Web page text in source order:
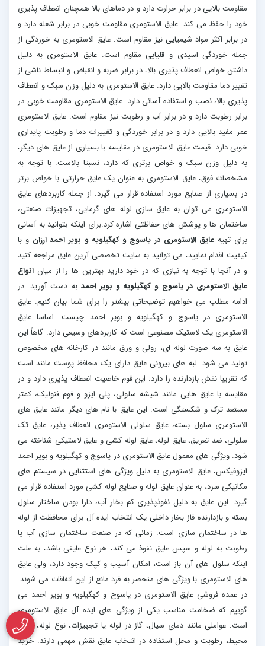
مقاومت بالایی در برابر حرارت دارد و در دماهای بالا همچنان انعطاف پذیری
خود را حفظ می کند. عایق الاستومری مقاومت خوبی در برابر شعله دارد و
در برابر اکثر مواد شیمیایی نیز مقاوم است. عایق الاستومری به خوردگی از
جمله خوردگی اسیدی و قلیایی مقاوم است. عایق الاستومری به دلیل
داشتن خواص انعطاف پذیری بالا، در برابر ضربه و انقباض و انبساط ناشی از
تغییر دما مقاومت بالایی دارد. عایق الاستومری به دلیل وزن سبک و انعطاف
پذیری بالا، نصب و استفاده آسانی دارد. عایق الاستومری مقاومت خوبی در
برابر رطوبت دارد و در برابر آب و رطوبت نیز مقاوم است. عایق الاستومری
عمر مفید بالایی دارد و در برابر خوردگی و تغییرات دما و رطوبت پایداری
خوبی دارد. قیمت عایق الاستومری در مقایسه با بسیاری از عایق های دیگر،
به دلیل وزن سبک و خواص برتری که دارد، نسبتا بالاست. با توجه به
مشخصات فوق، عایق الاستومری به عنوان یک عایق حرارتی با خواص برتر
در بسیاری از صنایع مورد استفاده قرار می گیرد. از جمله کاربردهای عایق
الاستومری می توان به عایق سازی لوله های گرمایی، تجهیزات صنعتی،
ساختمان ها و پوشش های حفاظتی اشاره کرد.برای اینکه بتوانید به آسانی
برای تهیه عایق الاستومری در یاسوج و کهگیلویه و بویر احمد ارزانو با
کیفیت اقدام نمایید، می توانید به سایت تخصصی آرین عایق مراجعه کنید
و در آنجا با توجه به نیازی که در خود دارید بهترین ها را از میان انواع
عایق الاستومری در یاسوج و کهگیلویه و بویر احمدبه دست آورید. در
ادامه مطلب می خواهیم توضیحاتی بیشتر را برای شما بیان کنیم. عایق
الاستومری در یاسوج و کهگیلویه و بویر احمد چیست. اساسا عایق
الاستومری یک لاستیک مصنوعی است که کاربردهای وسیعی دارد. گاهاً این
عایق به سه صورت لوله ای، رولی و ورق مانند در کارخانه های مخصوص
تولید می شود. لبه های بیرونی عایق دارای یک محافظ پوست مانند است
که تقریبا نقش بازدارنده را دارد. این فوم خاصیت انعطاف پذیری دارد و در
مقایسه با عایق هایی مانند شیشه سلولی، پلی ایزو و فوم فنولیک، کمتر
مستعد ترک و شکستگی است. این عایق با نام های دیگر مانند عایق های
الاستومری سلول بسته، عایق سلولی الاستومری انعطاف پذیر، عایق تک
سلولی، ضد تعریق، عایق لوله، عایق لوله کشی و عایق لاستیکی شناخته می
شود. ویژگی های معمول عایق الاستومری در یاسوج و کهگیلویه و بویر احمد
ایزوفیکس، عایق الاستومری به دلیل ویژگی های استثنایی در سیستم های
مکانیکی سرد، به عنوان عایق لوله و صنایع لوله کشی مورد استفاده قرار می
گیرد. این عایق به دلیل نفوذپذیری کم بخار آب، دارا بودن ساختار سلول
بسته و بازدارنده فاز بخار داخلی یک انتخاب ایده آل برای محافظت از لوله
ها در ساختمان سازی است. زمانی که در صنعت ساختمان سازی آب یا
رطوبت به لوله و سپس عایق نفوذ می کند، هر نوع عایقی باشد، به علت
اینکه سلول های آن باز است، امکان آسیب و کپک وجود دارد، ولی عایق
های الاستومری با ویژگی های منحصر به فرد مانع از این اتفاقات می شوند.
در عمده فروشی عایق الاستومری در یاسوج و کهگیلویه و بویر احمد می
گوییم که ضخامت مناسب یکی از ویژگی های ایده آل عایق الاستومری
است. عواملی مانند دمای سیال، گاز در لوله یا تجهیزات، نوع لوله، دمای
محیط، رطوبت و محل استفاده در انتخاب عایق نقش مهمی دارند. خرید